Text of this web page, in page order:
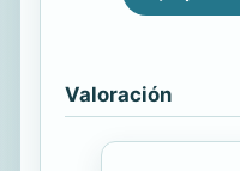
Valoración